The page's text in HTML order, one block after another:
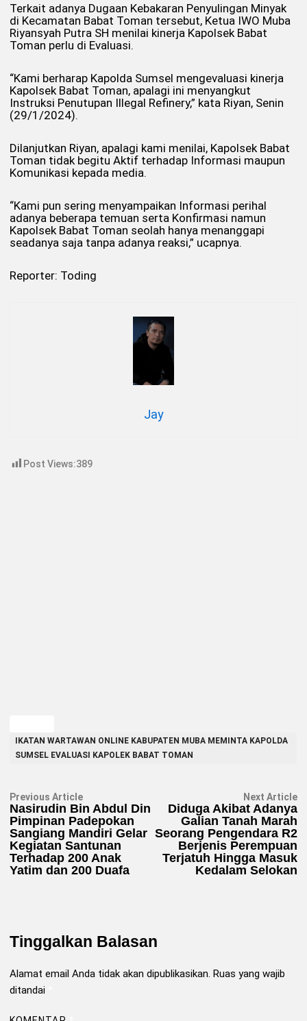
Terkait adanya Dugaan Kebakaran Penyulingan Minyak
di Kecamatan Babat Toman tersebut, Ketua IWO Muba
Riyansyah Putra SH menilai kinerja Kapolsek Babat
Toman perlu di Evaluasi.
“Kami berharap Kapolda Sumsel mengevaluasi kinerja
Kapolsek Babat Toman, apalagi ini menyangkut
Instruksi Penutupan Illegal Refinery,” kata Riyan, Senin
(29/1/2024).
Dilanjutkan Riyan, apalagi kami menilai, Kapolsek Babat
Toman tidak begitu Aktif terhadap Informasi maupun
Komunikasi kepada media.
“Kami pun sering menyampaikan Informasi perihal
adanya beberapa temuan serta Konfirmasi namun
Kapolsek Babat Toman seolah hanya menanggapi
seadanya saja tanpa adanya reaksi,” ucapnya.
Reporter: Toding
Jay
Post Views:389
IKATAN WARTAWAN ONLINE KABUPATEN MUBA MEMINTA KAPOLDA
SUMSEL EVALUASI KAPOLEK BABAT TOMAN
Navigasi
pos
Previous ArticlePrevious
article:
Nasirudin Bin Abdul Din
Pimpinan Padepokan
Sangiang Mandiri Gelar
Kegiatan Santunan
Terhadap 200 Anak
Yatim dan 200 Duafa
Next Article
Diduga Akibat Adanya
Galian Tanah Marah
Seorang Pengendara R2
Berjenis Perempuan
Terjatuh Hingga Masuk
Kedalam Selokan
Tinggalkan Balasan
Alamat email Anda tidak akan dipublikasikan. Ruas yang wajib
ditandai